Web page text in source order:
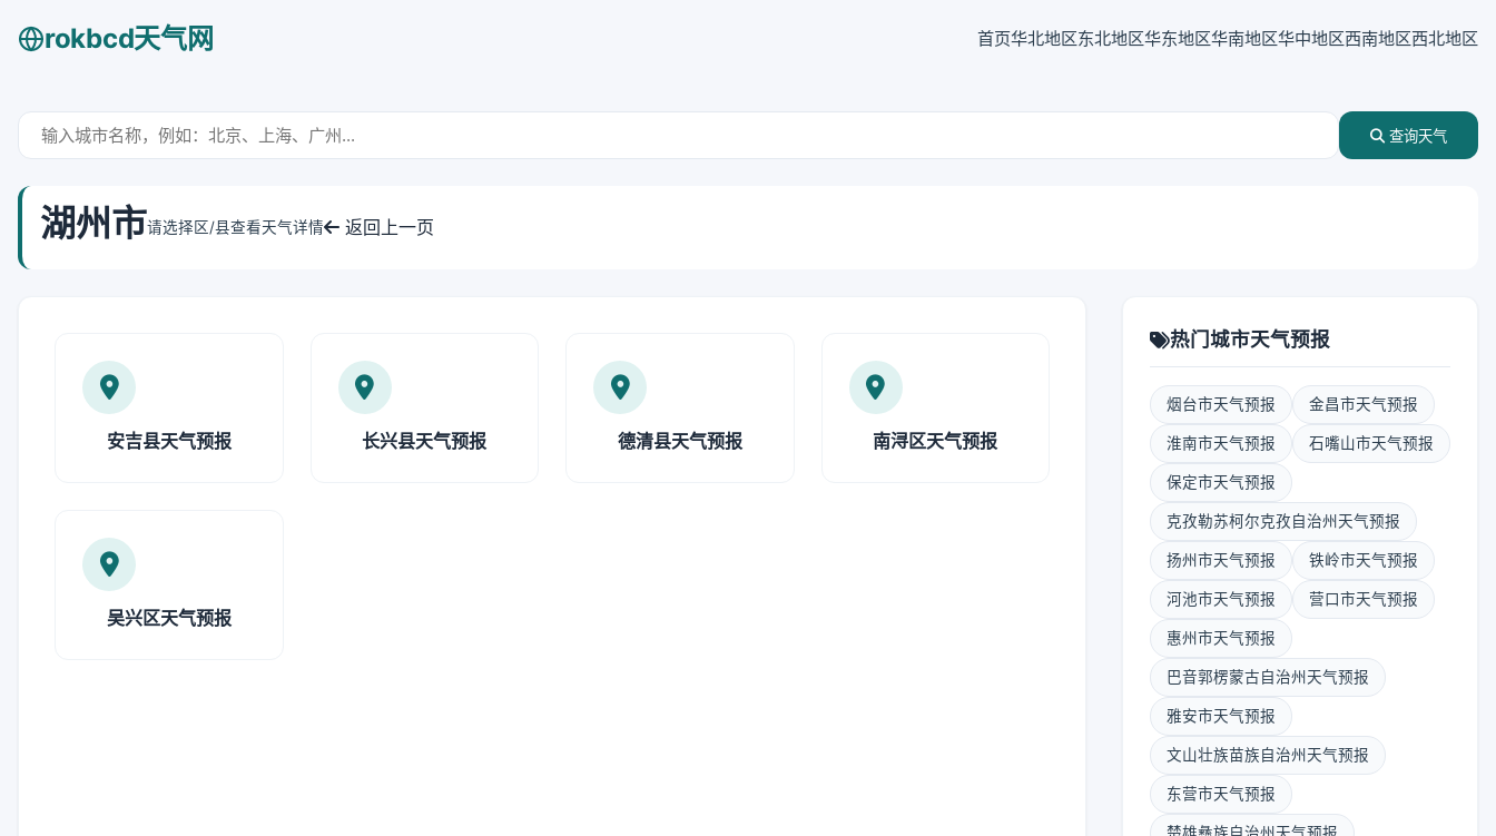
rokbcd天气网 首页华北地区东北地区华东地区华南地区华中地区西南地区西北地区
查询天气
湖州市请选择区/县查看天气详情 返回上一页
安吉县天气预报 长兴县天气预报 德清县天气预报 南浔区天气预报
吴兴区天气预报
热门城市天气预报
烟台市天气预报 金昌市天气预报
淮南市天气预报 石嘴山市天气预报
保定市天气预报
克孜勒苏柯尔克孜自治州天气预报
扬州市天气预报 铁岭市天气预报
河池市天气预报 营口市天气预报
惠州市天气预报
巴音郭楞蒙古自治州天气预报
雅安市天气预报
文山壮族苗族自治州天气预报
东营市天气预报